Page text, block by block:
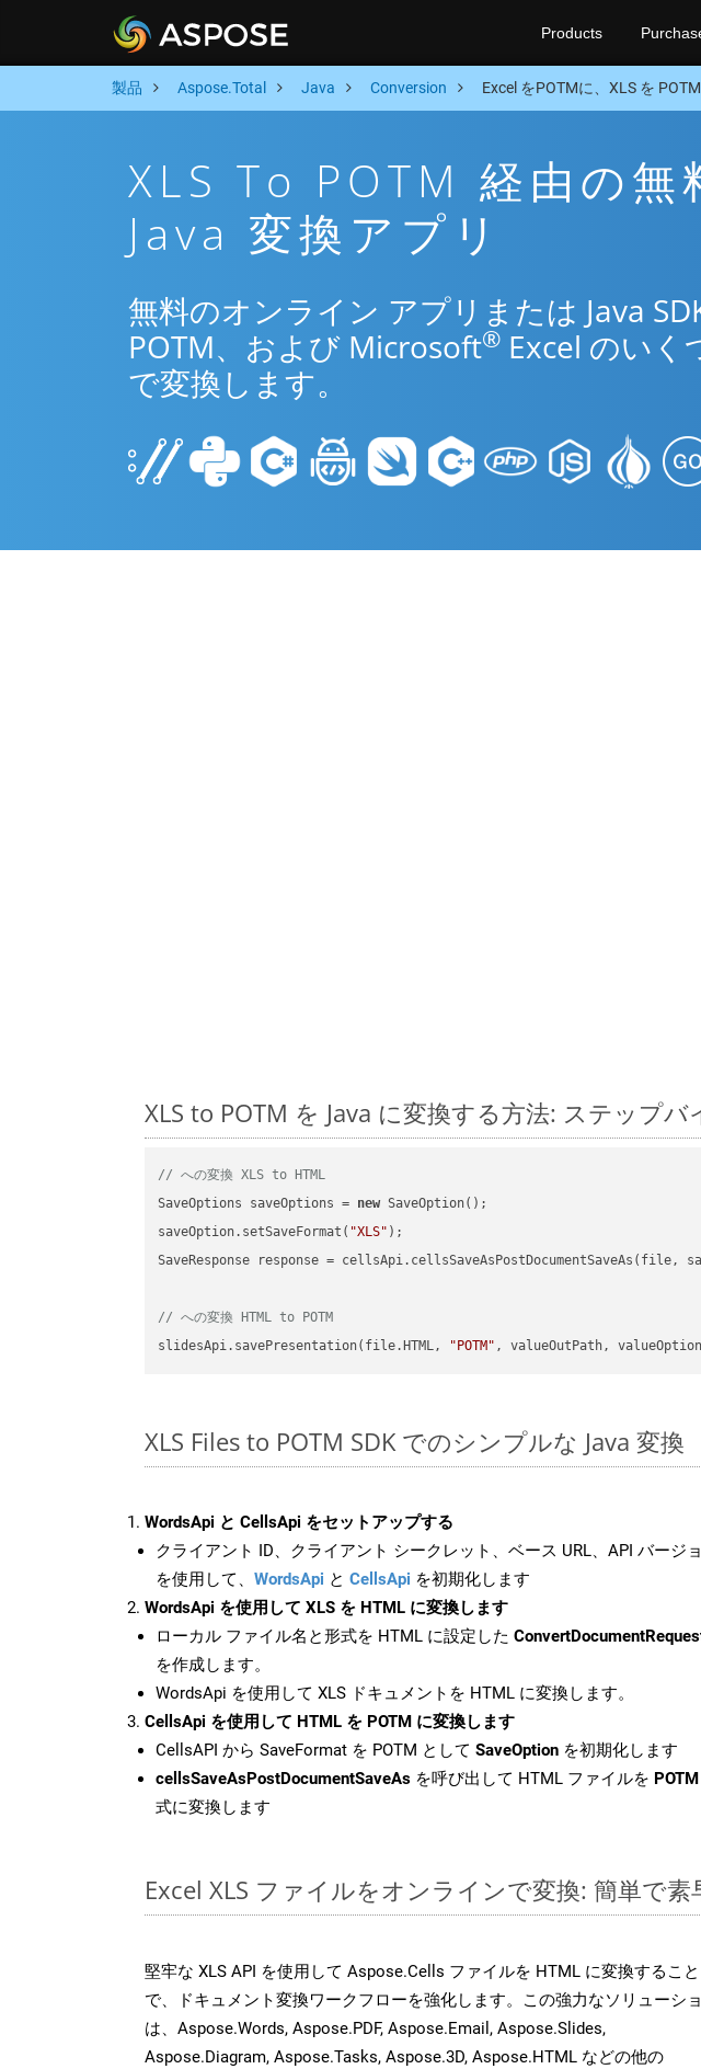
Products
製品 Aspose.Total Java Conversion Excel をPOTMに、XLS を
XLS To POTM 経由の無
Java 変換アプリ
無料のオンライン アプリまたは Java
POTM、および Microsoft® Excel のいく
で変換します。
XLS to POTM を Java に変換する方法: ステップ
// への変換 XLS to HTML
SaveOptions saveOptions = new SaveOption();
saveOption.setSaveFormat( "XLS" );
SaveResponse response = cellsApi.cellsSaveAsPostDocumentSaveAs(file,
// への変換 HTML to POTM
slidesApi.savePresentation(file.HTML,
"POTM"
XLS Files to POTM SDK でのシンプルな Java 変換
WordsApi と CellsApi をセットアップする
クライアント ID、クライアント シークレット、ベース URL、API バージ
を使用して、 WordsApi と CellsApi を初期化します
WordsApi を使用して XLS を HTML に変換します
ローカル ファイル名と形式を HTML に設定した
を作成します。
WordsApi を使用して XLS ドキュメントを HTML に変換します。
CellsApi を使用して HTML を POTM に変換します
CellsAPI から SaveFormat を POTM として SaveOption を初期化します
cellsSaveAsPostDocumentSaveAs を呼び出して HTML ファイルを POTM
式に変換します
Excel XLS ファイルをオンラインで変換: 簡単で素
堅牢な XLS API を使用して Aspose.Cells ファイルを HTML に変換すること
で、ドキュメント変換ワークフローを強化します。この強力なソリューシ
は、Aspose.Words, Aspose.PDF, Aspose.Email, Aspose.Slides,
Aspose.Diagram, Aspose.Tasks, Aspose.3D, Aspose.HTML などの他の